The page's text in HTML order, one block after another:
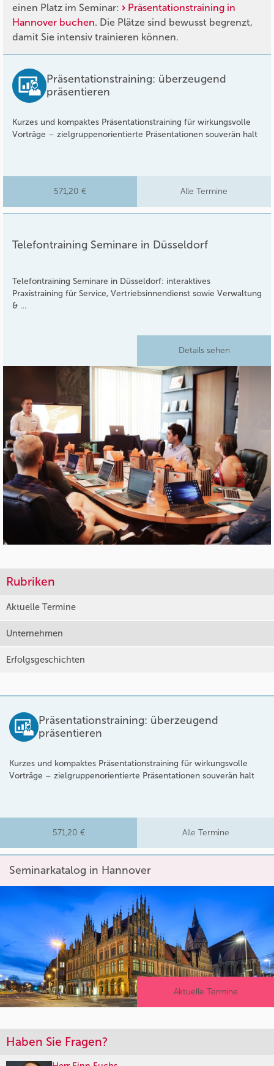
einen Platz im Seminar:
Präsentationstraining in
Hannover buchen. Die Plätze sind bewusst begrenzt,
damit Sie intensiv trainieren können.
Präsentationstraining: überzeugend
präsentieren
Kurzes und kompaktes Präsentationstraining für wirkungsvolle
Vorträge – zielgruppenorientierte Präsentationen souverän halt
571,20 € Alle Termine
Telefontraining Seminare in Düsseldorf
Telefontraining Seminare in Düsseldorf: interaktives
Praxistraining für Service, Vertriebsinnendienst sowie Verwaltung
& …
Details sehen
Rubriken
Aktuelle Termine
Unternehmen
Erfolgsgeschichten
Haben Sie Fragen?
Präsentationstraining: überzeugend
präsentieren
Kurzes und kompaktes Präsentationstraining für wirkungsvolle
Vorträge – zielgruppenorientierte Präsentationen souverän halt
571,20 € Alle Termine
Seminarkatalog in Hannover
Aktuelle Termine